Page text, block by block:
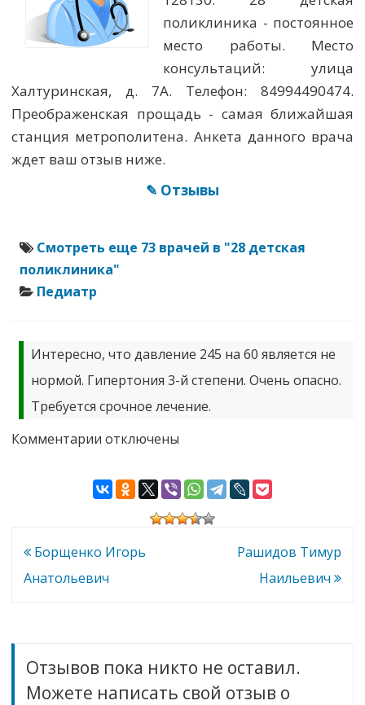
поликлиника - постоянное
место работы. Место
консультаций: улица
Халтуринская, д. 7А. Телефон: 84994490474.
Преображенская прощадь - самая ближайшая
станция метрополитена. Анкета данного врача
ждет ваш отзыв ниже.
✎ Отзывы
Смотреть еще 73 врачей в "28 детская
поликлиника"
Педиатр
Интересно, что давление 245 на 60 является не
нормой. Гипертония 3-й степени. Очень опасно.
Требуется срочное лечение.
Комментарии к
Султания
Зинетзяновна
отключены
Навигация
по
Борщенко Игорь
Анатольевич
Рашидов Тимур
Наильевич
Отзывов пока никто не оставил.
Можете написать свой отзыв о